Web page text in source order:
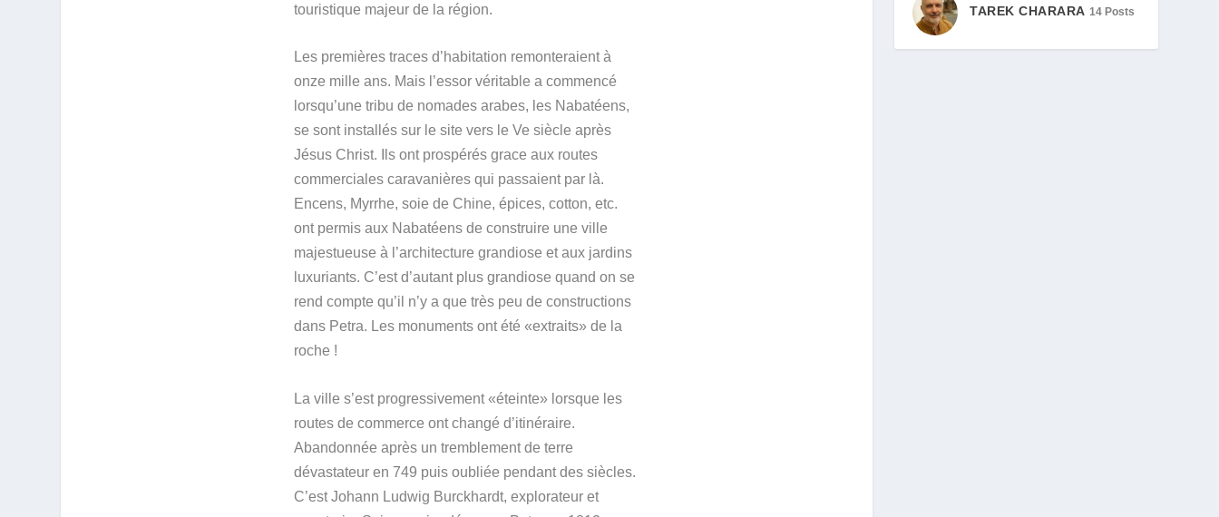
touristique majeur de la région.
Les premières traces d’habitation remonteraient à
onze mille ans. Mais l’essor véritable a commencé
lorsqu’une tribu de nomades arabes, les Nabatéens,
se sont installés sur le site vers le Ve siècle après
Jésus Christ. Ils ont prospérés grace aux routes
commerciales caravanières qui passaient par là.
Encens, Myrrhe, soie de Chine, épices, cotton, etc.
ont permis aux Nabatéens de construire une ville
majestueuse à l’architecture grandiose et aux jardins
luxuriants. C’est d’autant plus grandiose quand on se
rend compte qu’il n’y a que très peu de constructions
dans Petra. Les monuments ont été «extraits» de la
roche !
La ville s’est progressivement «éteinte» lorsque les
routes de commerce ont changé d’itinéraire.
Abandonnée après un tremblement de terre
dévastateur en 749 puis oubliée pendant des siècles.
C’est Johann Ludwig Burckhardt, explorateur et
TAREK CHARARA 14 Posts